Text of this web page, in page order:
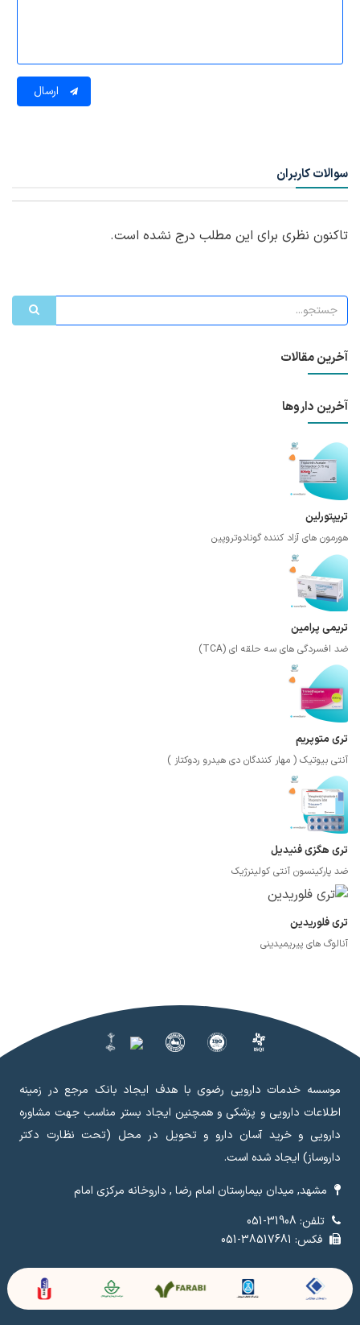
ارسال
سوالات کاربران
تاکنون نظری برای این مطلب درج نشده است.
آخرین مقالات
آخرین داروها
تریپتورلین
هورمون های آزاد کننده گونادوتروپین
تریمی پرامین
ضد افسردگی های سه حلقه ای (TCA)
تری متوپریم
آنتی بیوتیک ( مهار کنندگان دی هیدرو ردوکتاز )
تری هگزی فنیدیل
ضد پارکینسون آنتی کولینرژیک
تری فلوریدین
آنالوگ های پیریمیدینی
موسسه خدمات دارویی رضوی با هدف ایجاد بانک مرجع در زمینه
اطلاعات دارویی و پزشکی و همچنین ایجاد بستر مناسب جهت مشاوره
دارویی و خرید آسان دارو و تحویل در محل (تحت نظارت دکتر
داروساز) ایجاد شده است.
مشهد, میدان بیمارستان امام رضا , داروخانه مرکزی امام
تلفن: 31908-051
فکس: 38517681-051